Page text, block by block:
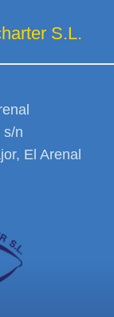
S.L.
s/n
El Arenal